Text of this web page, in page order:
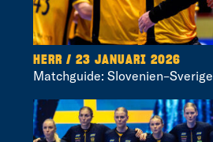
HERR / 23 JANUARI 2026
Matchguide: Slovenien–Sverige